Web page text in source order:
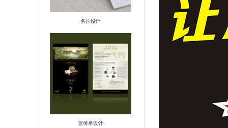
名片设计
宣传单设计